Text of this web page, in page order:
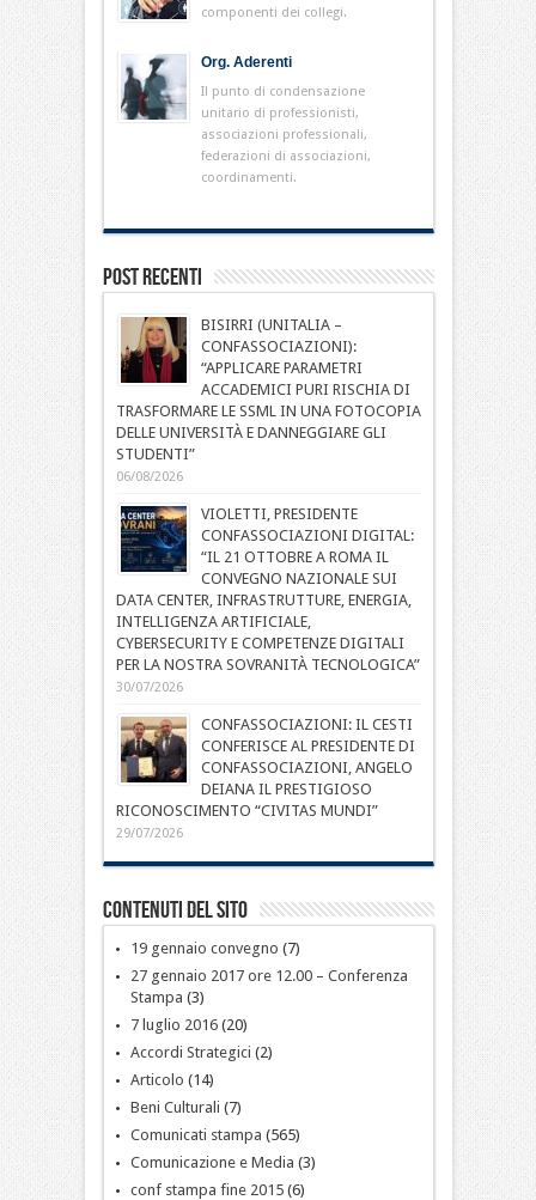
componenti dei collegi.
Org. Aderenti
Il punto di condensazione
unitario di professionisti,
associazioni professionali,
federazioni di associazioni,
coordinamenti.
Post Recenti
BISIRRI (UNITALIA –
CONFASSOCIAZIONI):
“APPLICARE PARAMETRI
ACCADEMICI PURI RISCHIA DI
TRASFORMARE LE SSML IN UNA FOTOCOPIA
DELLE UNIVERSITÀ E DANNEGGIARE GLI
STUDENTI”
06/08/2026
VIOLETTI, PRESIDENTE
CONFASSOCIAZIONI DIGITAL:
“IL 21 OTTOBRE A ROMA IL
CONVEGNO NAZIONALE SUI
DATA CENTER, INFRASTRUTTURE, ENERGIA,
INTELLIGENZA ARTIFICIALE,
CYBERSECURITY E COMPETENZE DIGITALI
PER LA NOSTRA SOVRANITÀ TECNOLOGICA”
30/07/2026
CONFASSOCIAZIONI: IL CESTI
CONFERISCE AL PRESIDENTE DI
CONFASSOCIAZIONI, ANGELO
DEIANA IL PRESTIGIOSO
RICONOSCIMENTO “CIVITAS MUNDI”
29/07/2026
Contenuti del sito
19 gennaio convegno (7)
27 gennaio 2017 ore 12.00 – Conferenza
Stampa (3)
7 luglio 2016(20)
Accordi Strategici (2)
Articolo (14)
Beni Culturali (7)
Comunicati stampa (565)
Comunicazione e Media (3)
conf stampa fine 2015(6)